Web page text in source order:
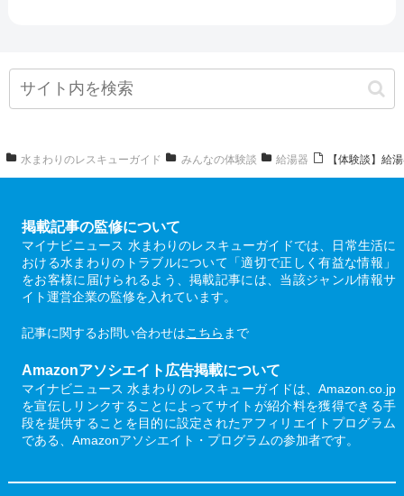
水まわりのレスキューガイド みんなの体験談 給湯器 【体験談】給
掲載記事の監修について
マイナビニュース 水まわりのレスキューガイドでは、日常生活に
おける水まわりのトラブルについて「適切で正しく有益な情報」
をお客様に届けられるよう、掲載記事には、当該ジャンル情報サ
イト運営企業の監修を入れています。
記事に関するお問い合わせはこちら まで
Amazonアソシエイト広告掲載について
マイナビニュース 水まわりのレスキューガイドは、Amazon.co.jp
を宣伝しリンクすることによってサイトが紹介料を獲得できる手
段を提供することを目的に設定されたアフィリエイトプログラム
である、Amazonアソシエイト・プログラムの参加者です。